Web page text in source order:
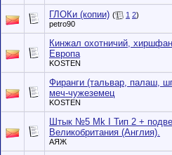
ГЛОКи (копии) ( 1 2)
petro90
Кинжал охотничий,
Европа
KOSTEN
Фиранги (тальвар, палаш,
меч-чужеземец
KOSTEN
Штык №5 Mk I Тип 2 +
Великобритания (Англия).
АЯЖ